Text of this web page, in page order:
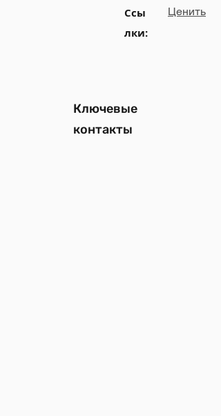
Ссы
лки:
Ценить
Ключевые
контакты